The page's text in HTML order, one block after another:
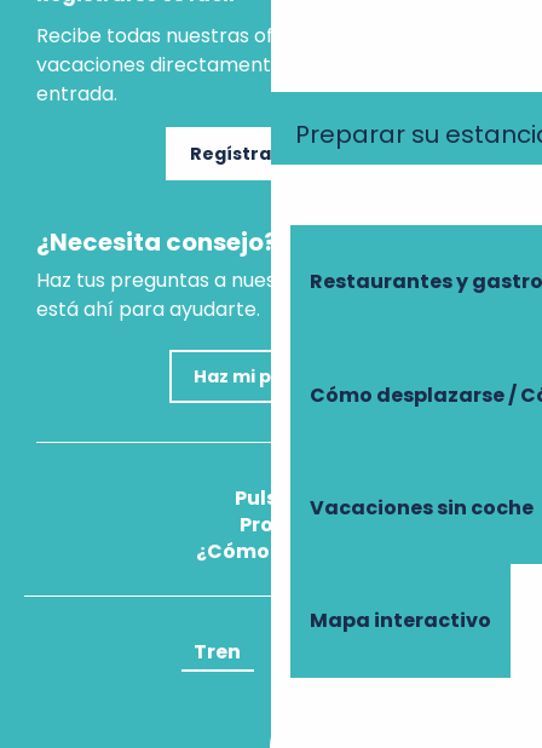
Preparar su
Restaurantes y
Cómo desplazarse /
Vacaciones sin coche
Mapa interactivo
Recibe todas nuestras ofertas e ideas para las
vacaciones directamente en tu bandeja de
entrada.
Regístrate ahora
¿Necesita consejo?
Haz tus preguntas a nuestro asistente virtual, que
está ahí para ayudarte.
Haz mi pregunta
Pulse
Pros
¿Cómo llegar?
Tren